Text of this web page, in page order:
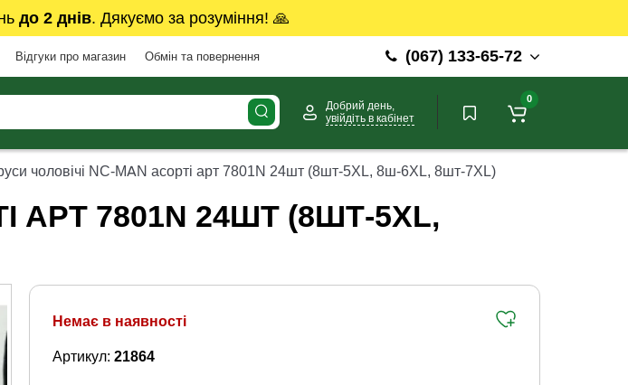
до 2 днів. Дякуємо за розуміння! 🙏
Відгуки про магазин Обмін та повернення (067) 133-65-72
Добрий день,
увійдіть в кабінет
0
чоловічі NC-MAN асорті арт 7801N 24шт (8шт-5ХL, 8ш-6XL, 8шт-7ХL)
АРТ 7801N 24ШТ (8ШТ-5ХL,
Немає в наявності
Артикул: 21864